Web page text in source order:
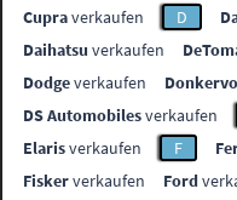
Cupraverkaufen D
Daihatsu verkaufen
Dodgeverkaufen
DS Automobilesverkaufen
Elarisverkaufen F
Fiskerverkaufen Ford